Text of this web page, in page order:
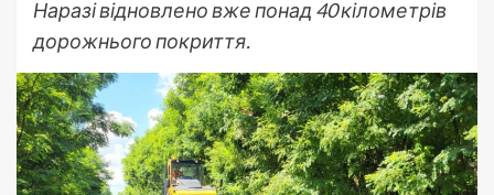
Наразі відновлено вже понад 40 кілометрів
дорожнього покриття.